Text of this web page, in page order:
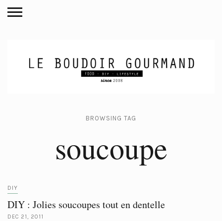
BROWSING TAG
soucoupe
DIY
DIY : Jolies soucoupes tout en dentelle
DEC 21, 2011